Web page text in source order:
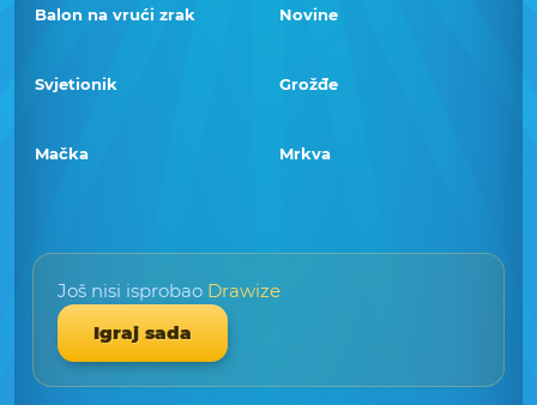
Balon na vrući zrak Novine
Svjetionik Grožđe
Mačka Mrkva
Još nisi isprobao Drawize
Igraj sada